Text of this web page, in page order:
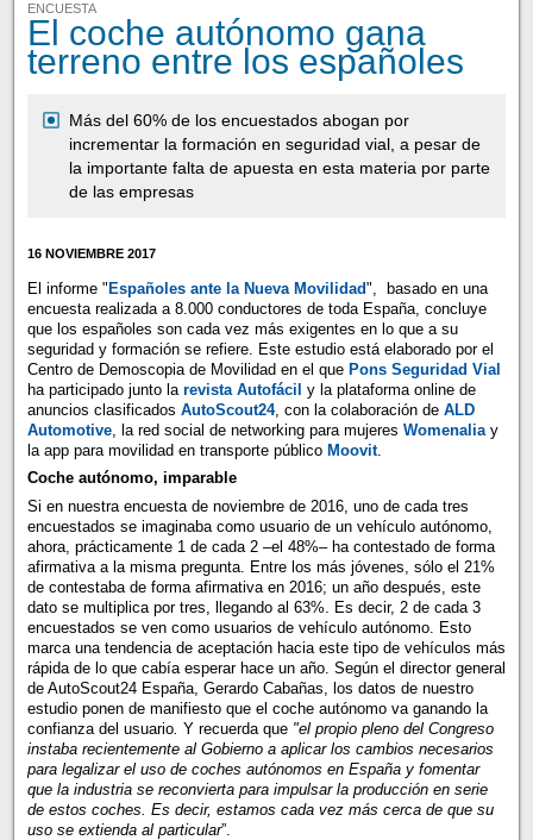
ENCUESTA
El coche autónomo gana
terreno entre los españoles
Más del 60% de los encuestados abogan por
incrementar la formación en seguridad vial, a pesar de
la importante falta de apuesta en esta materia por parte
de las empresas
16 NOVIEMBRE 2017
El informe " Españoles ante la Nueva Movilidad", basado en una
encuesta realizada a 8.000 conductores de toda España, concluye
que los españoles son cada vez más exigentes en lo que a su
seguridad y formación se refiere. Este estudio está elaborado por el
Centro de Demoscopia de Movilidad en el que Pons Seguridad Vial
ha participado junto la revista Autofácil y la plataforma online de
anuncios clasificados AutoScout24, con la colaboración de ALD
Automotive, la red social de networking para mujeres Womenaliay
la app para movilidad en transporte público Moovit.
Coche autónomo, imparable
Si en nuestra encuesta de noviembre de 2016, uno de cada tres
encuestados se imaginaba como usuario de un vehículo autónomo,
ahora, prácticamente 1 de cada 2 –el 48%– ha contestado de forma
afirmativa a la misma pregunta. Entre los más jóvenes, sólo el 21%
de contestaba de forma afirmativa en 2016; un año después, este
dato se multiplica por tres, llegando al 63%. Es decir, 2 de cada 3
encuestados se ven como usuarios de vehículo autónomo. Esto
marca una tendencia de aceptación hacia este tipo de vehículos más
rápida de lo que cabía esperar hace un año. Según el director general
de AutoScout24 España, Gerardo Cabañas, los datos de nuestro
estudio ponen de manifiesto que el coche autónomo va ganando la
confianza del usuario. Y recuerda que "el propio pleno del Congreso
instaba recientemente al Gobierno a aplicar los cambios necesarios
para legalizar el uso de coches autónomos en España y fomentar
que la industria se reconvierta para impulsar la producción en serie
de estos coches. Es decir, estamos cada vez más cerca de que su
uso se extienda al particular”.